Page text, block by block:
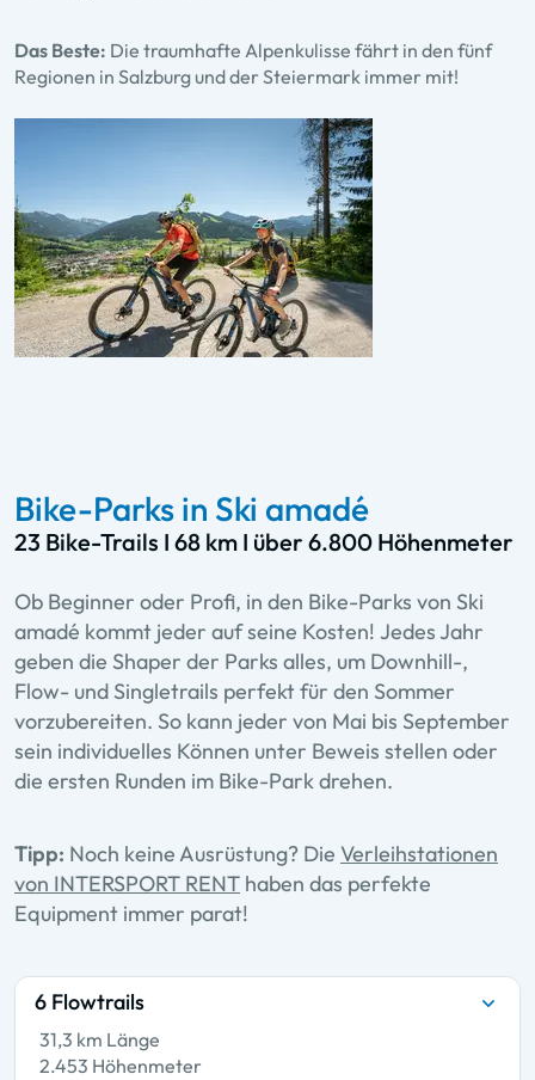
Das Beste: Die traumhafte Alpenkulisse fährt in den fünf
Regionen in Salzburg und der Steiermark immer mit!
Bike-Parks in Ski amadé
23 Bike-Trails I 68 km I über 6.800 Höhenmeter
Ob Beginner oder Profi, in den Bike-Parks von Ski
amadé kommt jeder auf seine Kosten! Jedes Jahr
geben die Shaper der Parks alles, um Downhill-,
Flow- und Singletrails perfekt für den Sommer
vorzubereiten. So kann jeder von Mai bis September
sein individuelles Können unter Beweis stellen oder
die ersten Runden im Bike-Park drehen.
Tipp: Noch keine Ausrüstung? Die Verleihstationen
von INTERSPORT RENT haben das perfekte
Equipment immer parat!
6 Flowtrails
31,3 km Länge
2.453 Höhenmeter